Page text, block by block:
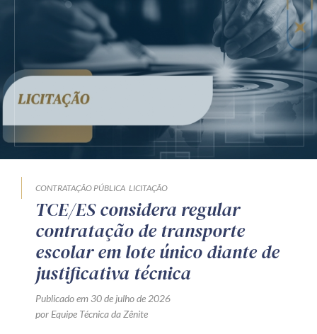
CONTRATAÇÃO PÚBLICA LICITAÇÃO
TCE/ES considera regular
contratação de transporte
escolar em lote único diante de
justificativa técnica
Publicado em 30 de julho de 2026
por Equipe Técnica da Zênite